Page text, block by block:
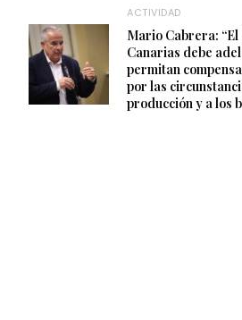
ACTIVIDAD
Mario Cabrera: “El
Canarias debe
permitan
por las
producción y a los